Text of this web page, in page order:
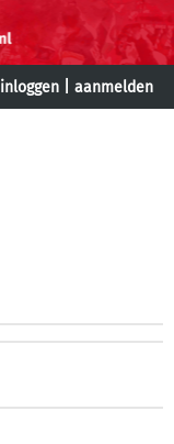
inloggen aanmelden